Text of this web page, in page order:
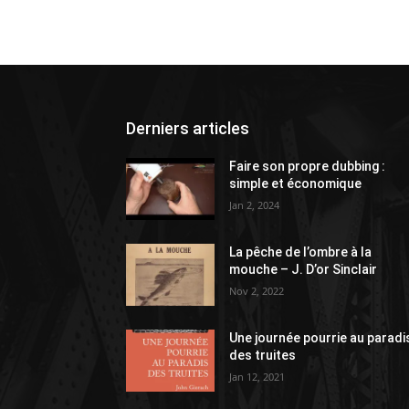
Derniers articles
Faire son propre dubbing :
simple et économique
Jan 2, 2024
La pêche de l’ombre à la
mouche – J. D’or Sinclair
Nov 2, 2022
Une journée pourrie au
des truites
Jan 12, 2021